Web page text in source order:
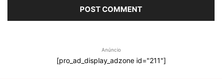
Anúncio
[pro_ad_display_adzone id="211"]